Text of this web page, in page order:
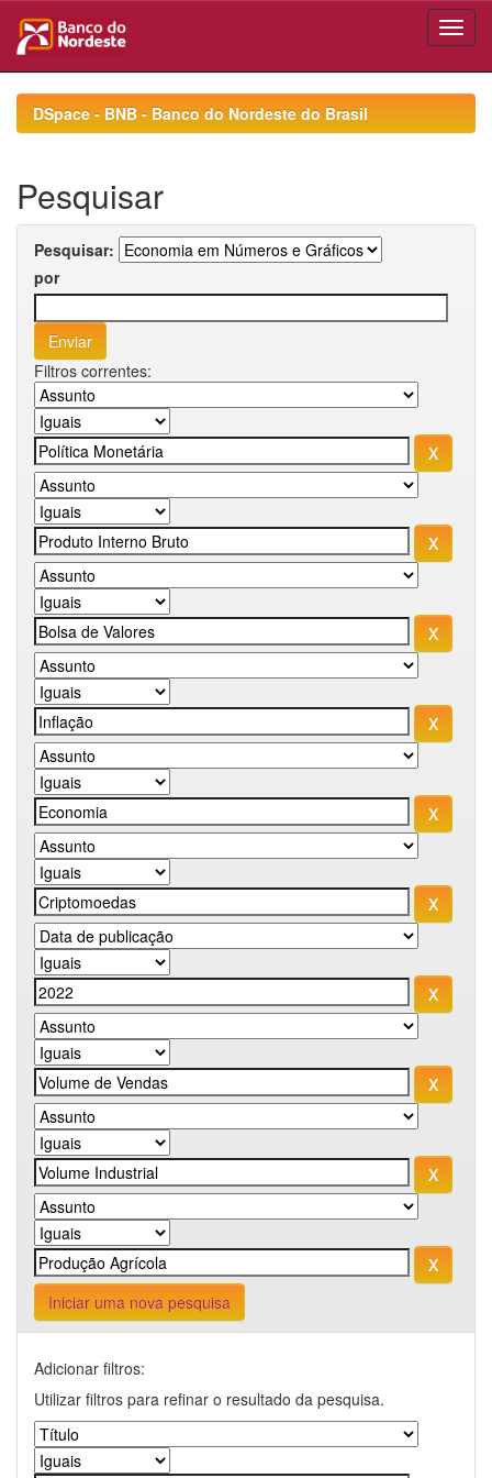
navigationDSpace - BNB - Banco do Nordeste do Brasil
Pesquisar
Pesquisar:
por
Filtros correntes:
Iniciar uma nova pesquisa
Adicionar filtros:
Utilizar filtros para refinar o resultado da pesquisa.